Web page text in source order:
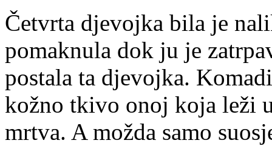
Četvrta djevojka bila je
pomaknula dok ju je
postala ta djevojka.
kožno tkivo onoj koja leži
mrtva. A možda samo